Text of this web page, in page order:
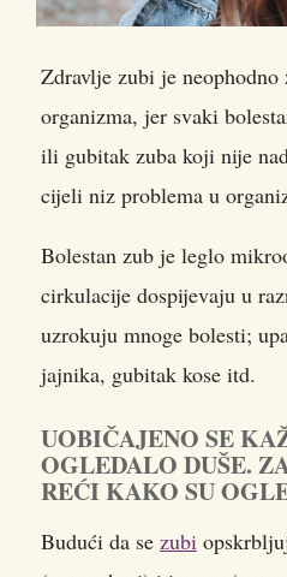
Zdravlje zubi je
organizma, jer svaki
ili gubitak zuba koji nije
cijeli niz problema u
Bolestan zub je leglo
cirkulacije dospijevaju u
uzrokuju mnoge bolesti;
jajnika, gubitak kose itd.
UOBIČAJENO SE
OGLEDALO DUŠE.
REĆI KAKO SU
Budući da se zubi